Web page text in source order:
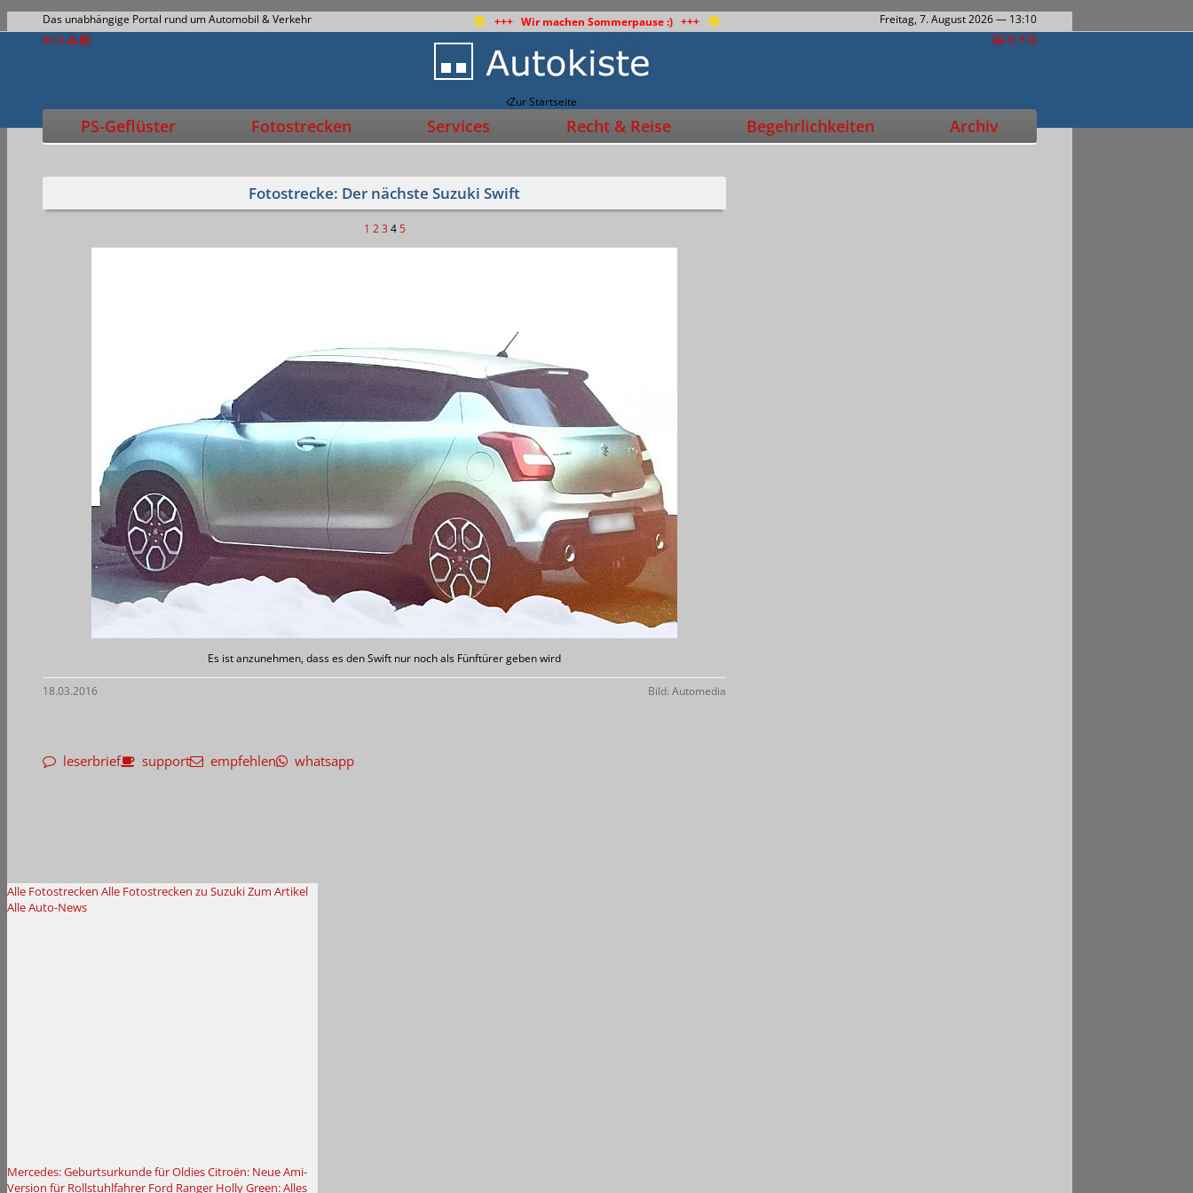
Das unabhängige Portal rund um Automobil & Verkehr +++ Wir machen Sommerpause :) +++ Freitag, 7. August 2026— 13:10
Zur Startseite
PS-Geflüster Fotostrecken Services Recht & Reise Begehrlichkeiten Archiv
Fotostrecke: Der nächste Suzuki Swift
1 2 3 4 5
Es ist anzunehmen, dass es den Swift nur noch als Fünftürer geben wird
18.03.2016 Bild: Automedia
leserbrief support empfehlen whatsapp
Alle Fotostrecken Alle Fotostrecken zu SuzukiZum Artikel
Alle Auto-News
Mercedes: Geburtsurkunde für OldiesCitroën: Neue Ami-
Version für Rollstuhlfahrer Ford Ranger Holly Green: Alles